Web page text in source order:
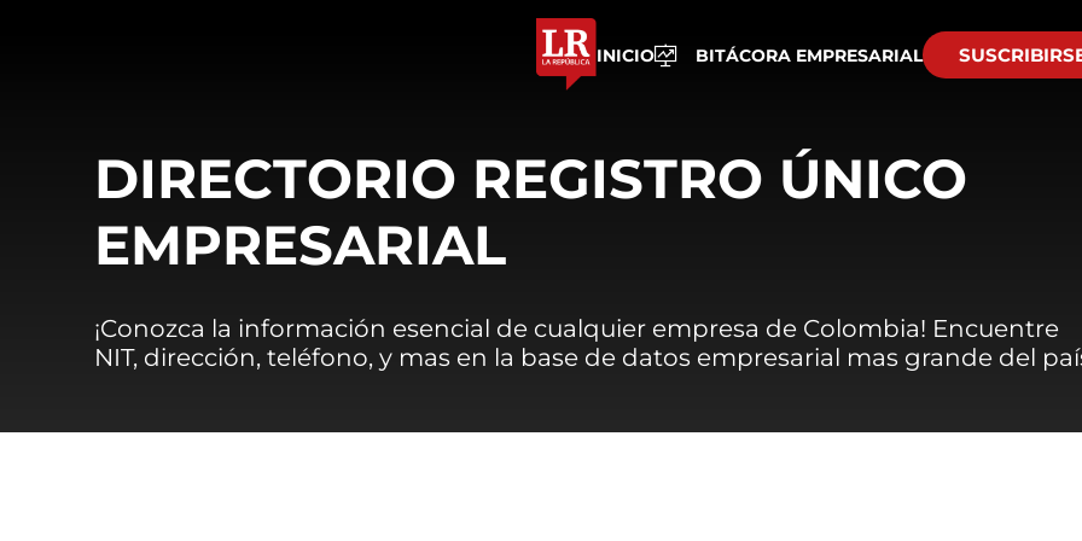
INICIO BITÁCORA EMPRESARIAL
DIRECTORIO REGISTRO ÚNICO
EMPRESARIAL
¡Conozca la información esencial de cualquier empresa de Colombia! Encuentre
NIT, dirección, teléfono, y mas en la base de datos empresarial mas grande del